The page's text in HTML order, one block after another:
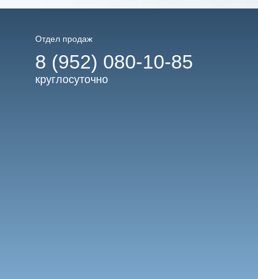
Отдел продаж
8 (952) 080-10-85
круглосуточно